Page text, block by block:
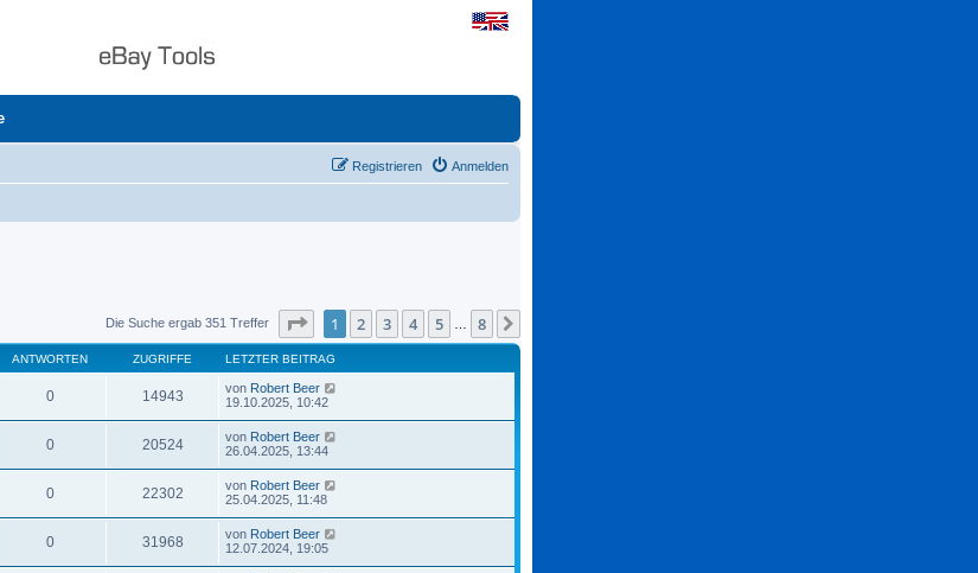
Anmelden
Registrieren
Die Suche ergab 351 Treffer Seite von8
1 2 3 4 5 8
ANTWORTEN ZUGRIFFE LETZTER BEITRAG
0 14943 von Robert Beer
19.10.2025, 10:42
0 20524 von Robert Beer
26.04.2025, 13:44
0 22302 von Robert Beer
25.04.2025, 11:48
0 31968 von Robert Beer
12.07.2024, 19:05